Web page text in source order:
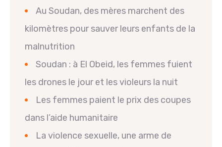
Au Soudan, des mères marchent des
kilomètres pour sauver leurs enfants de la
malnutrition
Soudan : à El Obeid, les femmes fuient
les drones le jour et les violeurs la nuit
Les femmes paient le prix des coupes
dans l’aide humanitaire
La violence sexuelle, une arme de